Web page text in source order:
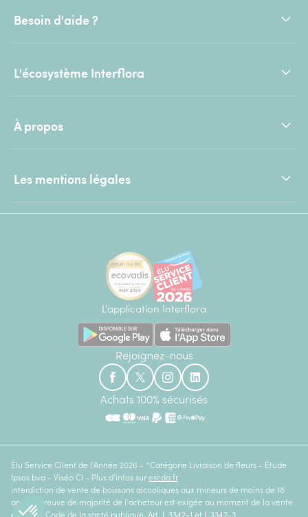
Besoin d'aide ?
L'écosystème Interflora
À propos
Les mentions légales
L'application Interflora
Rejoignez-nous
Achats 100% sécurisés
Élu Service Client de l'Année 2026 - *Catégorie Livraison de fleurs - Étude
Ipsos bva - Viséo CI - Plus d'infos sur escda.fr
Interdiction de vente de boissons alcooliques aux mineurs de moins de 18
ans. La preuve de majorité de l'acheteur est exigée au moment de la vente
en ligne. Code de la santé publique, Art. L.3342-1 et L.3342-3